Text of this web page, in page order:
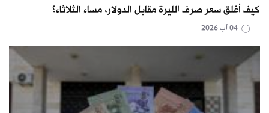
كيف أغلق سعر صرف الليرة مقابل الدولار، مساء الثلاثاء؟